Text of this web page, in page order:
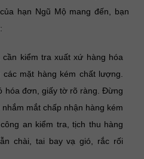
hạn Ngũ Mộ mang đến, bạn
kiểm tra xuất xứ hàng hóa
mặt hàng kém chất lượng.
hóa đơn, giấy tờ rõ ràng. Đừng
mắt chấp nhận hàng kém
an kiểm tra, tịch thu hàng
chài, tai bay vạ gió, rắc rối